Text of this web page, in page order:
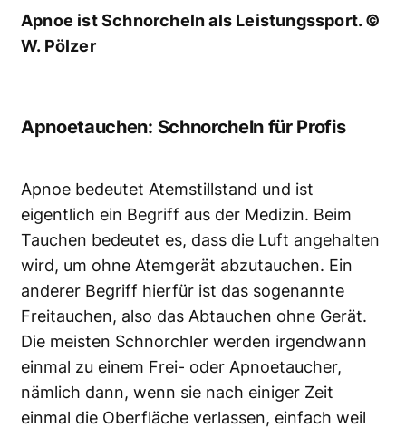
Apnoe ist Schnorcheln als Leistungssport. ©
W. Pölzer
Apnoetauchen: Schnorcheln für Profis
Apnoe bedeutet Atemstillstand und ist
eigentlich ein Begriff aus der Medizin. Beim
Tauchen bedeutet es, dass die Luft angehalten
wird, um ohne Atemgerät abzutauchen. Ein
anderer Begriff hierfür ist das sogenannte
Freitauchen, also das Abtauchen ohne Gerät.
Die meisten Schnorchler werden irgendwann
einmal zu einem Frei- oder Apnoetaucher,
nämlich dann, wenn sie nach einiger Zeit
einmal die Oberfläche verlassen, einfach weil